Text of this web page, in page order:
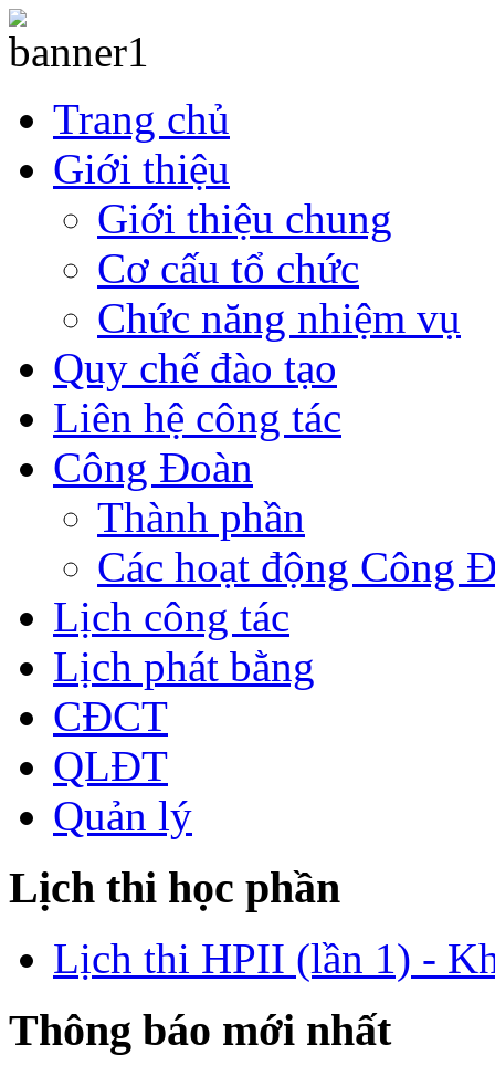
Trang chủ
Giới thiệu
Giới thiệu chung
Cơ cấu tổ chức
Chức năng nhiệm vụ
Quy chế đào tạo
Liên hệ công tác
Công Đoàn
Thành phần
Các hoạt động Công
Lịch công tác
Lịch phát bằng
CĐCT
QLĐT
Quản lý
Lịch thi học phần
Lịch thi HPII (lần 1) -
Thông báo mới nhất